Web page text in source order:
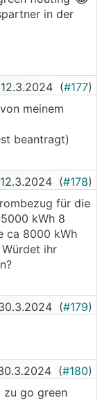
in der
12.3.2024 (#177)
meinem
beantragt)
12.3.2024 (#178)
für die
kWh 8
ca 8000 kWh
ihr
(#179)
(#180)
zu go green